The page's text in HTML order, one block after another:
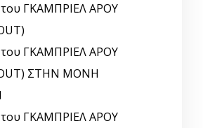
του ΓΚΑΜΠΡΙΕΛ ΑΡΟΥ
του ΓΚΑΜΠΡΙΕΛ ΑΡΟΥ
ΣΤΗΝ ΜΟΝΗ
του ΓΚΑΜΠΡΙΕΛ ΑΡΟΥ